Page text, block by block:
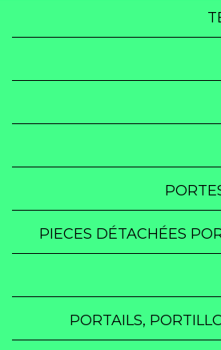
PIECES DÉTACHÉES
PORTAILS,